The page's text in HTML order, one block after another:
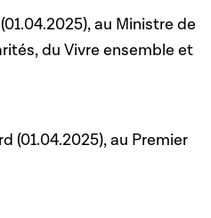
au Ministre de
du Vivre ensemble et
(01.04.2025), au Premier